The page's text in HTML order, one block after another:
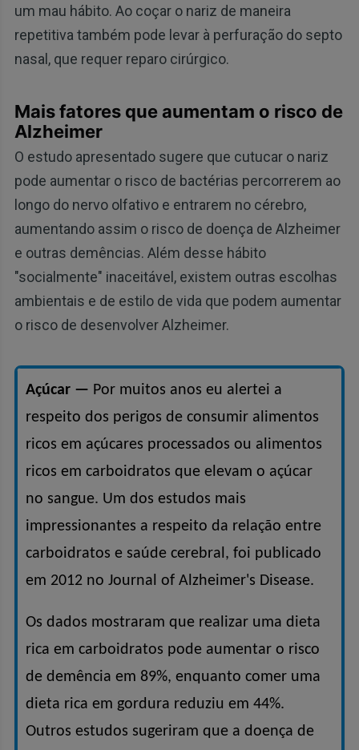
um mau hábito. Ao coçar o nariz de maneira
repetitiva também pode levar à perfuração do septo
nasal, que requer reparo cirúrgico.
Mais fatores que aumentam o risco de
Alzheimer
O estudo apresentado sugere que cutucar o nariz
pode aumentar o risco de bactérias percorrerem ao
longo do nervo olfativo e entrarem no cérebro,
aumentando assim o risco de doença de Alzheimer
e outras demências. Além desse hábito
"socialmente" inaceitável, existem outras escolhas
ambientais e de estilo de vida que podem aumentar
o risco de desenvolver Alzheimer.
Açúcar — Por muitos anos eu alertei a
respeito dos perigos de consumir alimentos
ricos em açúcares processados ​​ou alimentos
ricos em carboidratos que elevam o açúcar
no sangue. Um dos estudos mais
impressionantes a respeito da relação entre
carboidratos e saúde cerebral, foi publicado
em 2012 no Journal of Alzheimer's Disease.
Os dados mostraram que realizar uma dieta
rica em carboidratos pode aumentar o risco
de demência em 89%, enquanto comer uma
dieta rica em gordura reduziu em 44%.
Outros estudos sugeriram que a doença de